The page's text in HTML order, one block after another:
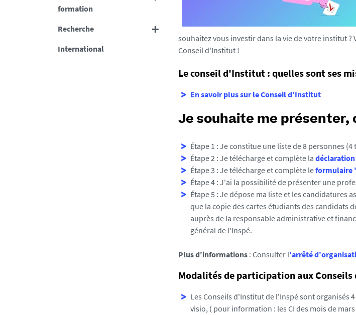
formation
Recherche
International
.
m
d
a
e
e
souhaitez vous investir dans la vie de votre institut
Conseil d'Institut !
Le conseil d'Institut : quelles sont ses
En savoir plus sur le Conseil d'Institut
Je souhaite me présenter,
Étape 1 : Je constitue une liste de 8 personnes
Étape 2 : Je télécharge et complète la
Étape 3 : Je télécharge et complète leformulaire
Étape 4 : J'ai la possibilité de présenter une
Étape 5 : Je dépose ma liste et les candidatures
que la copie des cartes étudiants des candidats
auprès de la responsable administrative et
général de l'Inspé.
Plus d'informations : Consulter l'arrêté
Modalités de participation aux
Les Conseils d'Institut de l'Inspé sont organisés
visio, ( pour information : les CI des mois de